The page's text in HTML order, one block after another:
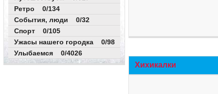
Ретро 0/134
События, люди 0/32
Спорт 0/105
Ужасы нашего городка 0/98
Улыбаемся 0/4026
Хихикалки